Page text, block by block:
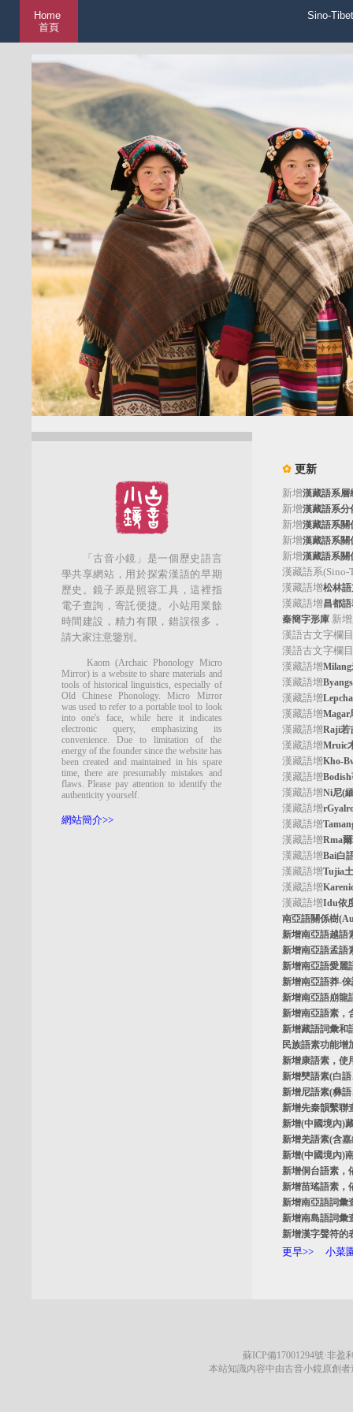
Home
首頁
Sino-
「古音小鏡」是一個歷史語言
學共享網站，用於探索漢語的早期
歷史。鏡子原是照容工具，這裡指
電子查詢，寄託便捷。小站用業餘
時間建設，精力有限，錯誤很多，
請大家注意鑒別。
Kaom (Archaic Phonology Micro
Mirror) is a website to share materials and
tools of historical linguistics, especially of
Old Chinese Phonology. Micro Mirror
was used to refer to a portable tool to look
into one's face, while here it indicates
electronic query, emphasizing its
convenience. Due to limitation of the
energy of the founder since the website has
been created and maintained in his spare
time, there are presumably mistakes and
flaws. Please pay attention to identify the
authenticity yourself.
網站簡介>>
✿ 更新
新增漢藏語系層
新增漢藏語系分
新增漢藏語系關
新增漢藏語系關
新增漢藏語系關
漢藏語系(Sino-
漢藏語增松林語
漢藏語增昌都語
秦簡字形庫新增
漢語古文字欄
漢語古文字欄
漢藏語增Milang
漢藏語增
漢藏語增
漢藏語增Magar
漢藏語增Raji若
漢藏語增Mruic
漢藏語增Kho-
漢藏語增
漢藏語增Ni尼(
漢藏語增
漢藏語增
漢藏語增Rma
漢藏語增Bai白
漢藏語增Tujia
漢藏語增
漢藏語增Idu依
南亞語關係樹
新增南亞語越語
新增南亞語孟語
新增南亞語愛麗
新增南亞語莽-倈
新增南亞語崩龍
新增南亞語素，
新增藏語詞彙和
民族語素功能
新增康語素，使
新增僰語素(白
新增尼語素(彝
新增先秦韻繫聯
新增(中國境內)
新增羌語素(含
新增(中國境內)
新增侗台語素，
新增苗瑤語素，
新增南亞語詞彙
新增南島語詞彙
新增漢字聲符的
更早>> 小菜
蘇ICP備17001294號·非盈
本站知識內容中由古音小鏡原創